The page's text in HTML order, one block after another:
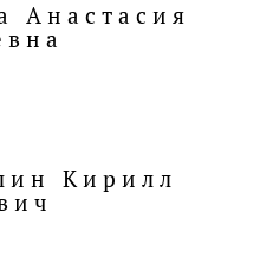
Анастасия
Кирилл